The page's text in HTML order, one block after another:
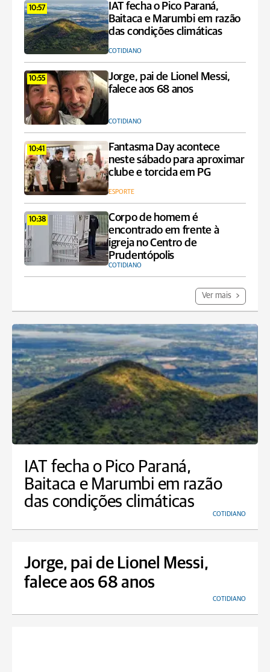
10:57
IAT fecha o Pico Paraná,
Baitaca e Marumbi em razão
das condições climáticas
COTIDIANO
10:55
Jorge, pai de Lionel Messi,
falece aos 68 anos
COTIDIANO
10:41
Fantasma Day acontece
neste sábado para aproximar
clube e torcida em PG
ESPORTE
10:38
Corpo de homem é
encontrado em frente à
igreja no Centro de
Prudentópolis
COTIDIANO
Ver mais
IAT fecha o Pico Paraná,
Baitaca e Marumbi em razão
das condições climáticas
COTIDIANO
Jorge, pai de Lionel Messi,
falece aos 68 anos
COTIDIANO